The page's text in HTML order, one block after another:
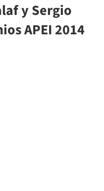
y Sergio
APEI 2014